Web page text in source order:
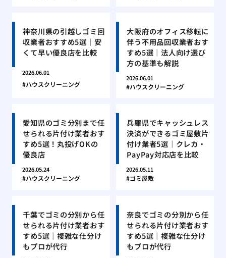
神奈川県の引越しゴミ回
収業者おすすめ5選｜安
くて早い優良店を比較
2026.06.01
ハウスクリーニング
大阪府のオフィス移転に
伴う不用品回収業者おす
すめ5選｜法人向け選び
方の基準も解説
2026.06.01
ハウスクリーニング
愛知県のゴミ分別まで任
せられる片付け業者おす
すめ5選！丸投げOKの
優良店
2026.05.24
ハウスクリーニング
兵庫県でキャッシュレス
決済ができるゴミ屋敷片
付け業者5選｜クレカ・
PayPay対応店を比較
2026.05.11
ゴミ屋敷
千葉でゴミの分別から任
せられる片付け業者おす
すめ5選｜複雑な仕分け
もプロが代行
奈良でゴミの分別から任
せられる片付け業者おす
すめ5選｜複雑な仕分け
もプロが代行